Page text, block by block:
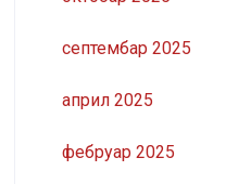
септембар 2025
април 2025
фебруар 2025